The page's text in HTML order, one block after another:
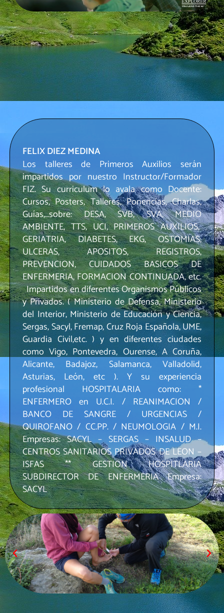
FELIX DIEZ MEDINA
Los talleres de Primeros Auxilios serán
impartidos por nuestro Instructor/Formador
FIZ. Su curriculum lo avala como Docente:
Cursos, Posters, Talleres, Ponencias, Charlas,
Guías,…sobre: DESA, SVB, SVA, MEDIO
AMBIENTE, TTS, UCI, PRIMEROS AUXILIOS,
GERIATRIA, DIABETES, EKG, OSTOMIAS,
ULCERAS, APOSITOS, REGISTROS,
PREVENCION, CUIDADOS BASICOS DE
ENFERMERIA, FORMACION CONTINUADA, etc.
Impartidos en diferentes Organismos Públicos
y Privados. ( Ministerio de Defensa, Ministerio
del Interior, Ministerio de Educación y Ciencia,
Sergas, Sacyl, Fremap, Cruz Roja Española, UME,
Guardia Civil,etc. ) y en diferentes ciudades
como Vigo, Pontevedra, Ourense, A Coruña,
Alicante, Badajoz, Salamanca, Valladolid,
Asturias, León, etc ). Y su experiencia
profesional HOSPITALARIA como: *
ENFERMERO en U.C.I. / REANIMACION /
BANCO DE SANGRE / URGENCIAS /
QUIROFANO / CC.PP. / NEUMOLOGIA / M.I.
Empresas: SACYL – SERGAS – INSALUD –
CENTROS SANITARIOS PRIVADOS DE LEON –
ISFAS ** GESTION HOSPITLARIA
SUBDIRECTOR DE ENFERMERIA Empresa:
SACYL